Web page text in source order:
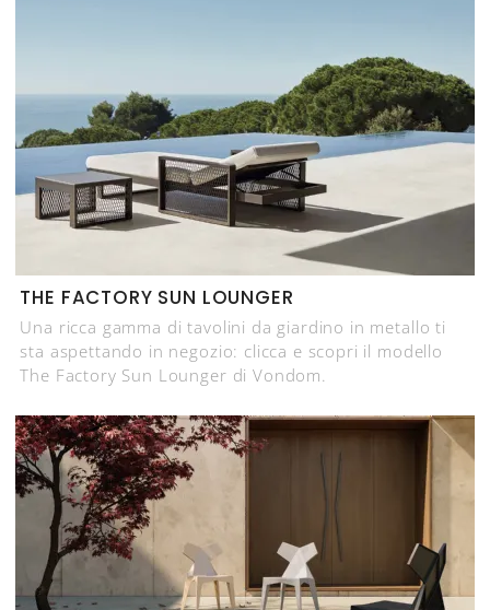
THE FACTORY SUN LOUNGER
Una ricca gamma di tavolini da giardino in metallo ti
sta aspettando in negozio: clicca e scopri il modello
The Factory Sun Lounger di Vondom.